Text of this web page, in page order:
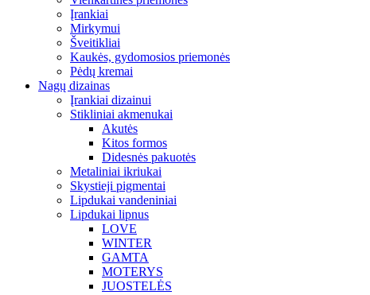
Įrankiai
Mirkymui
Šveitikliai
Kaukės, gydomosios priemonės
Pėdų kremai
Nagų dizainas
Įrankiai dizainui
Stikliniai akmenukai
Akutės
Kitos formos
Didesnės pakuotės
Metaliniai ikriukai
Skystieji pigmentai
Lipdukai vandeniniai
Lipdukai lipnus
LOVE
WINTER
GAMTA
MOTERYS
JUOSTELĖS